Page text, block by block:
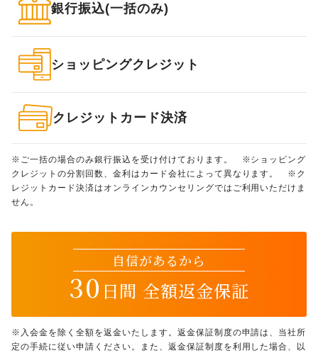
銀行振込(一括のみ)
ショッピングクレジット
クレジットカード決済
※ご一括の場合のみ銀行振込を受け付けております。 ※ショッピング
クレジットの分割回数、金利はカード会社によって異なります。 ※ク
レジットカード決済はオンラインカウンセリングではご利用いただけま
せん。
自信があるから
30 日間 全額返金保証
※入会金を除く全額を返金いたします。返金保証制度の申請は、当社所
定の手続に従い申請ください。また、返金保証制度を利用した場合、以